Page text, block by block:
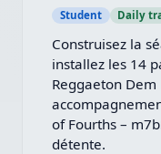
Student Daily
Construisez la
installez les 14
Reggaeton Dem
of Fourths –
détente.